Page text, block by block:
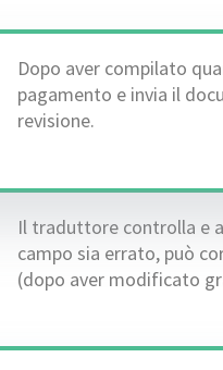
Dopo aver compilato
pagamento e invia il
revisione.
Il traduttore controlla e
campo sia errato, può
(dopo aver modificato